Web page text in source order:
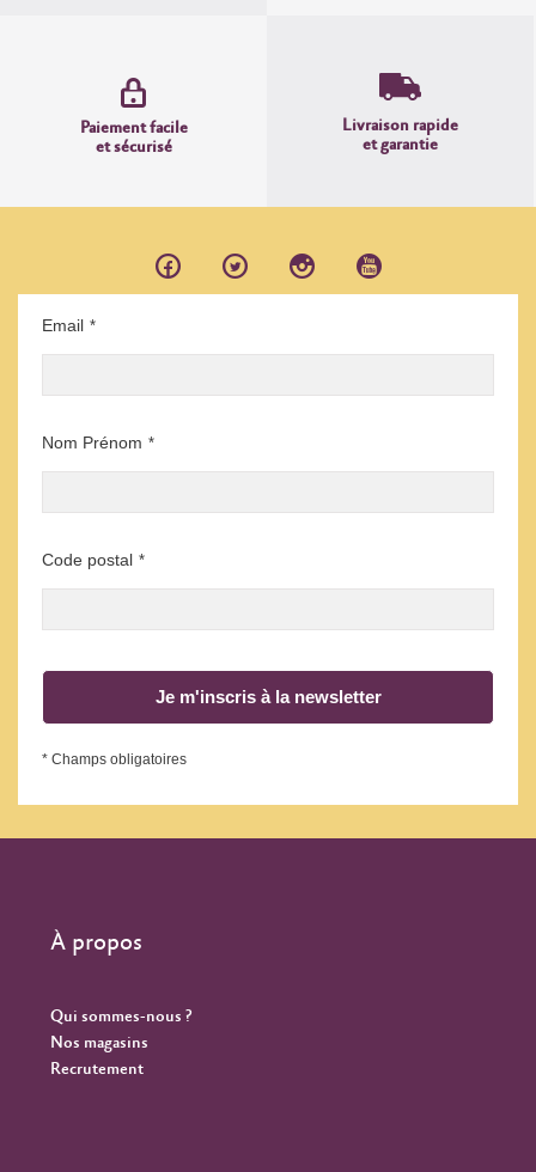
Paiement facile
et sécurisé
Livraison rapide
et garantie
Email *
Nom Prénom *
Code postal *
Je m'inscris à la newsletter
* Champs obligatoires
À propos
Qui sommes-nous ?
Nos magasins
Recrutement